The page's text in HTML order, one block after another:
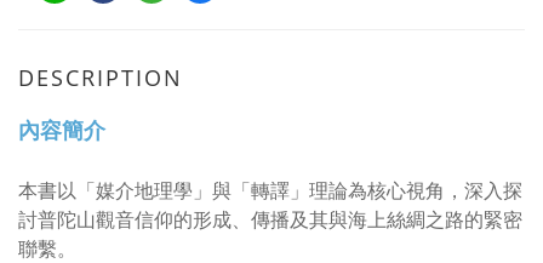
DESCRIPTION
內容簡介
本書以「媒介地理學」與「轉譯」理論為核心視角，深入探
討普陀山觀音信仰的形成、傳播及其與海上絲綢之路的緊密
聯繫。